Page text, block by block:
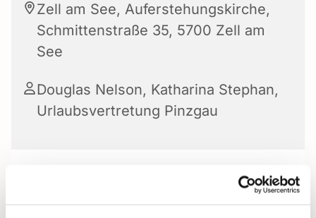
Zell am See, Auferstehungskirche,
Schmittenstraße 35, 5700 Zell am
See
Douglas Nelson, Katharina Stephan,
Urlaubsvertretung Pinzgau